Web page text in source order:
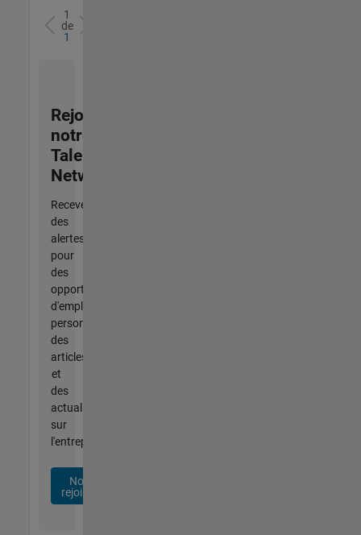
1
de
1
Rejoignez
notre
Talent
Network
Recevez
des
alertes
pour
des
opportunités
d'emploi
personnalisées,
des
articles
et
des
actualités
sur
l'entreprise.
Nous
rejoindre